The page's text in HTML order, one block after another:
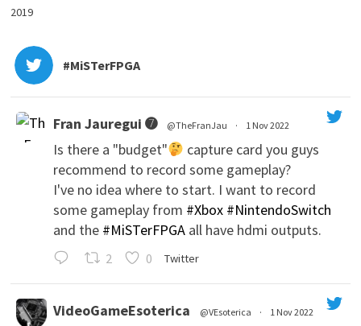
2019
#MiSTerFPGA
Fran Jauregui ➐ @TheFranJau · 1 Nov 2022
Is there a "budget"
capture card you guys
recommend to record some gameplay?
I've no idea where to start. I want to record
some gameplay from #Xbox #NintendoSwitch
and the #MiSTerFPGAall have hdmi outputs.
2 0 Twitter
VideoGameEsoterica @VEsoterica · 1 Nov 2022